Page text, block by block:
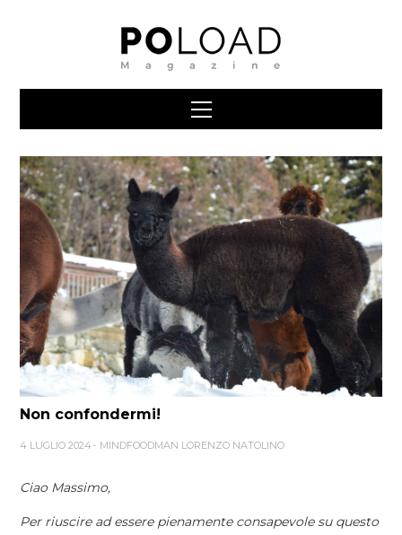
Non confondermi!
4 LUGLIO 2024 MINDFOODMAN LORENZO NATOLINO
Ciao Massimo,
Per riuscire ad essere pienamente consapevole su questo